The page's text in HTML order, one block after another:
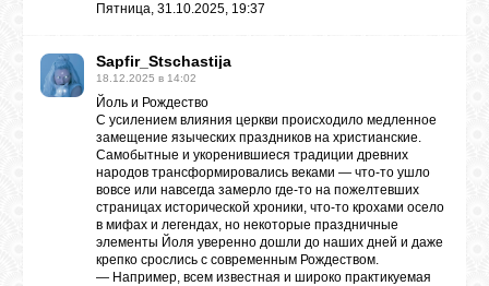
Пятница, 31.10.2025, 19:37
Sapfir_Stschastija
18.12.2025 в 14:02
Йоль и Рождество
С усилением влияния церкви происходило медленное
замещение языческих праздников на христианские.
Самобытные и укоренившиеся традиции древних
народов трансформировались веками — что-то ушло
вовсе или навсегда замерло где-то на пожелтевших
страницах исторической хроники, что-то крохами осело
в мифах и легендах, но некоторые праздничные
элементы Йоля уверенно дошли до наших дней и даже
крепко срослись с современным Рождеством.
— Например, всем известная и широко практикуемая